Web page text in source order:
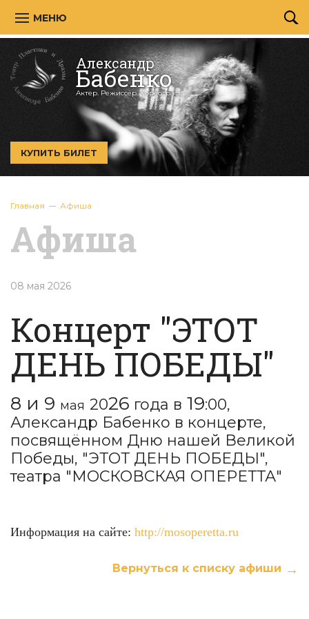
МЕНЮ
Александр
Бабенко
Актер. Режиссёр. Хореограф.
КУПИТЬ БИЛЕТ
Главная Афиша
Афиша
08 мая 2026
Концерт "ЭТОТ
ДЕНЬ ПОБЕДЫ"
8 и 9 мая 2026 года в 19:00,
Александр Бабенко в концерте,
посвящённом Дню нашей Великой
Победы, "ЭТОТ ДЕНЬ ПОБЕДЫ",
театра "МОСКОВСКАЯ ОПЕРЕТТА"
Информация на сайте: http://mosoperetta.ru
Вернуться к списку афиши